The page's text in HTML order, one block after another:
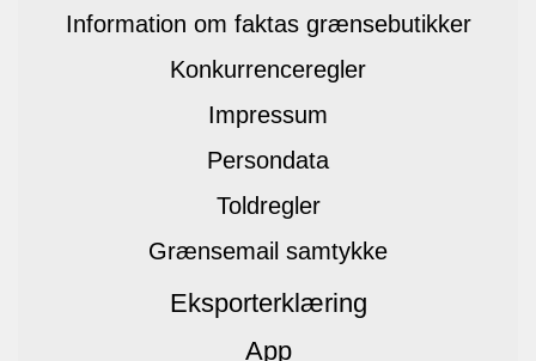
Information om faktas grænsebutikker
Konkurrenceregler
Impressum
Persondata
Toldregler
Grænsemail samtykke
Eksporterklæring
App